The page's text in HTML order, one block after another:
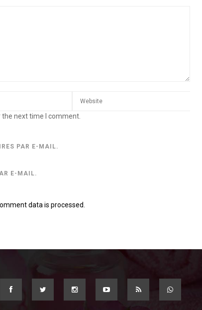
next time I comment.
PAR E-MAIL.
E-MAIL.
data is processed.